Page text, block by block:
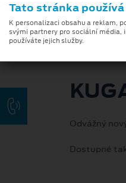
Odvážný
Dostupné
Tato stránka
K personalizaci obsahu a reklam,
svými partnery pro sociální
používáte jejich služby.